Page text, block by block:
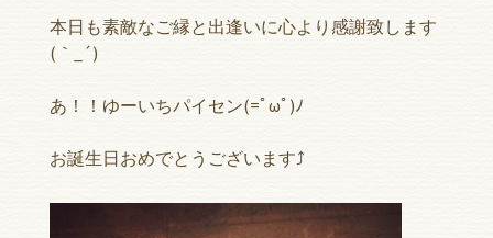
本日も素敵なご縁と出逢いに心より感謝致します
(｀_´)ゞ
あ！！ゆーいちパイセン(=ﾟωﾟ)ﾉ
お誕生日おめでとうございます⤴︎